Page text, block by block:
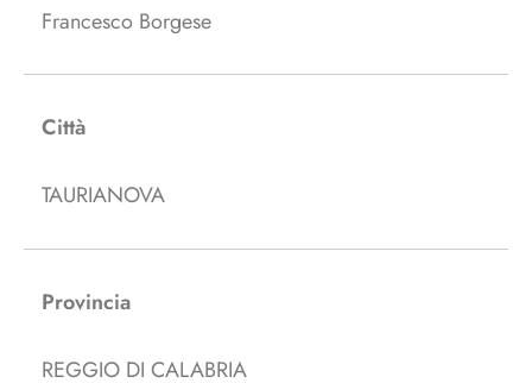
Francesco Borgese
Città
TAURIANOVA
Provincia
REGGIO DI CALABRIA